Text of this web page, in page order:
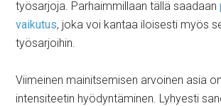
työsarjoja. Parhaimmillaan tällä saadaan
vaikutus, joka voi kantaa iloisesti myös
työsarjoihin.
Viimeinen mainitsemisen arvoinen asia
intensiteetin hyödyntäminen. Lyhyesti